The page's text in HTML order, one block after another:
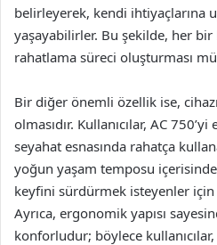
belirleyerek, kendi ihtiyaçlarına
yaşayabilirler. Bu şekilde, her
rahatlama süreci oluşturması
Bir diğer önemli özellik ise,
olmasıdır. Kullanıcılar, AC
seyahat esnasında rahatça
yoğun yaşam temposu
keyfini sürdürmek isteyenler için
Ayrıca, ergonomik yapısı
konforludur; böylece